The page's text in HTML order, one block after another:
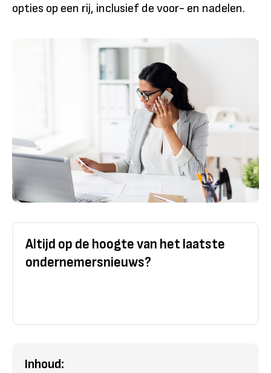
opties op een rij, inclusief de voor- en nadelen.
Altijd op de hoogte van het laatste
ondernemersnieuws?
Inhoud: